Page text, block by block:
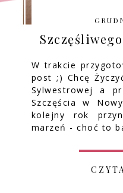
W trakcie
post ;) Chcę
Sylwestrowej a
Szczęścia w
kolejny rok
marzeń - choć to